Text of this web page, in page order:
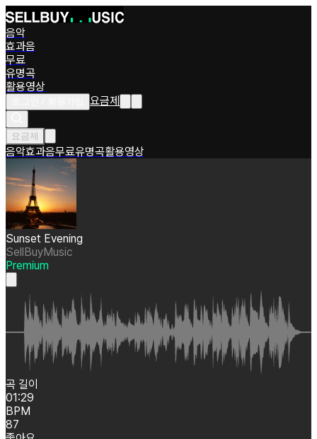
음악
효과음
무료
유명곡
활용영상
요금제
요금제
음악효과음무료유명곡활용영상
Sunset Evening
SellBuyMusic
Premium
곡 길이
01:29
BPM
87